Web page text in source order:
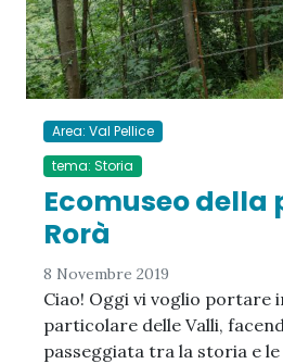
Area: Val Pellice
tema: Storia
Ecomuseo della
Rorà
8 Novembre 2019
Ciao! Oggi vi voglio portare
particolare delle Valli,
passeggiata tra la storia e